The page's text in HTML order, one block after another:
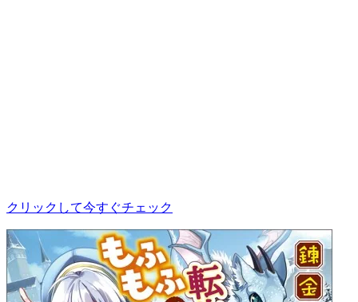
クリックして今すぐチェック